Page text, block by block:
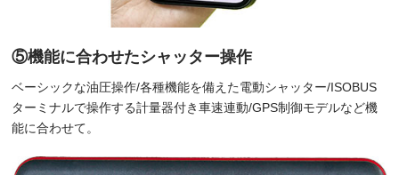
⑤機能に合わせたシャッター操作
ベーシックな油圧操作/各種機能を備えた電動シャッター/ISOBUS
ターミナルで操作する計量器付き車速連動/GPS制御モデルなど機
能に合わせて。